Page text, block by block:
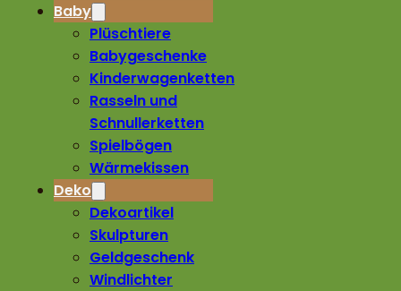
Baby
Plüschtiere
Babygeschenke
Kinderwagenketten
Rasseln und
Schnullerketten
Spielbögen
Wärmekissen
Deko
Dekoartikel
Skulpturen
Geldgeschenk
Windlichter